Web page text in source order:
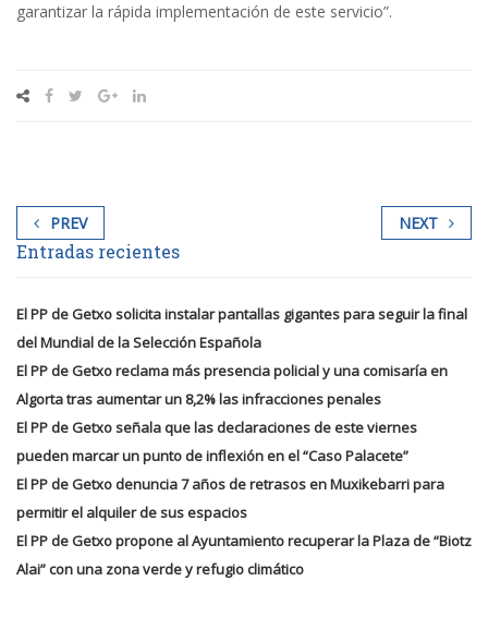
garantizar la rápida implementación de este servicio”.
PREV NEXT
Entradas recientes
El PP de Getxo solicita instalar pantallas gigantes para seguir la final
del Mundial de la Selección Española
El PP de Getxo reclama más presencia policial y una comisaría en
Algorta tras aumentar un 8,2% las infracciones penales
El PP de Getxo señala que las declaraciones de este viernes
pueden marcar un punto de inflexión en el “Caso Palacete”
El PP de Getxo denuncia 7 años de retrasos en Muxikebarri para
permitir el alquiler de sus espacios
El PP de Getxo propone al Ayuntamiento recuperar la Plaza de “Biotz
Alai” con una zona verde y refugio climático